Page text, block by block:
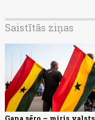
Saistītās ziņas